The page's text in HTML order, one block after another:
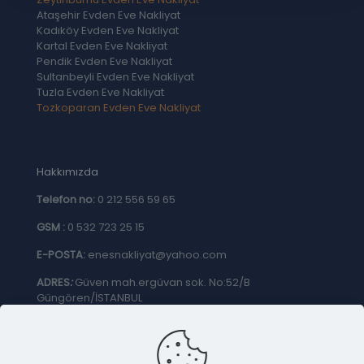
Ataşehir Evden Eve Nakliyat
Kadıköy Evden Eve Nakliyat
Kartal Evden Eve Nakliyat
Pendik Evden Eve Nakliyat
Sultanbeyli Evden Eve Nakliyat
Tuzla Evden Eve Nakliyat
Tozkoparan Evden Eve Nakliyat
Hakkımızda
Telefon no: 0 212 556 59 65
GSM : 0 532 723 25 15
E-POSTA: enesnakliyat@yahoo.com
ADRES:Güven mah.ergüvan sok. No:52/B
Güngören/İSTANBUL